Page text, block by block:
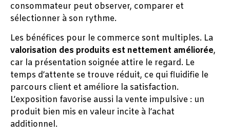
consommateur peut observer, comparer et
sélectionner à son rythme.
Les bénéfices pour le commerce sont multiples. La
valorisation des produits est nettement améliorée,
car la présentation soignée attire le regard. Le
temps d’attente se trouve réduit, ce qui fluidifie le
parcours client et améliore la satisfaction.
L’exposition favorise aussi la vente impulsive : un
produit bien mis en valeur incite à l’achat
additionnel.